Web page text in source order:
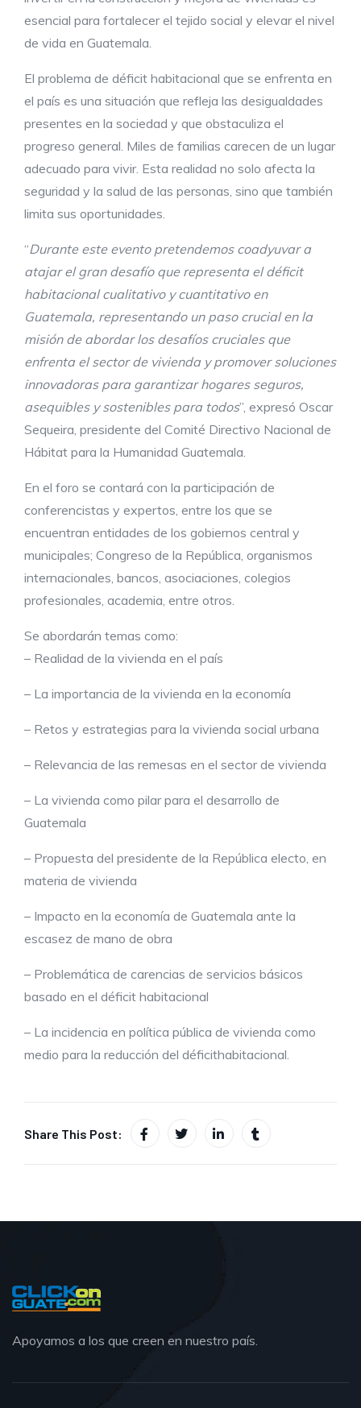
esencial para fortalecer el tejido social y elevar el nivel
de vida en Guatemala.
El problema de déficit habitacional que se enfrenta en
el país es una situación que refleja las desigualdades
presentes en la sociedad y que obstaculiza el
progreso general. Miles de familias carecen de un lugar
adecuado para vivir. Esta realidad no solo afecta la
seguridad y la salud de las personas, sino que también
limita sus oportunidades.
“Durante este evento pretendemos coadyuvar a
atajar el gran desafío que representa el déficit
habitacional cualitativo y cuantitativo en
Guatemala, representando un paso crucial en la
misión de abordar los desafíos cruciales que
enfrenta el sector de vivienda y promover soluciones
innovadoras para garantizar hogares seguros,
asequibles y sostenibles para todos”, expresó Oscar
Sequeira, presidente del Comité Directivo Nacional de
Hábitat para la Humanidad Guatemala.
En el foro se contará con la participación de
conferencistas y expertos, entre los que se
encuentran entidades de los gobiernos central y
municipales; Congreso de la República, organismos
internacionales, bancos, asociaciones, colegios
profesionales, academia, entre otros.
Se abordarán temas como:
– Realidad de la vivienda en el país
– La importancia de la vivienda en la economía
– Retos y estrategias para la vivienda social urbana
– Relevancia de las remesas en el sector de vivienda
– La vivienda como pilar para el desarrollo de
Guatemala
– Propuesta del presidente de la República electo, en
materia de vivienda
– Impacto en la economía de Guatemala ante la
escasez de mano de obra
– Problemática de carencias de servicios básicos
basado en el déficit habitacional
– La incidencia en política pública de vivienda como
medio para la reducción del déficithabitacional.
Share This Post:
Apoyamos a los que creen en nuestro país.